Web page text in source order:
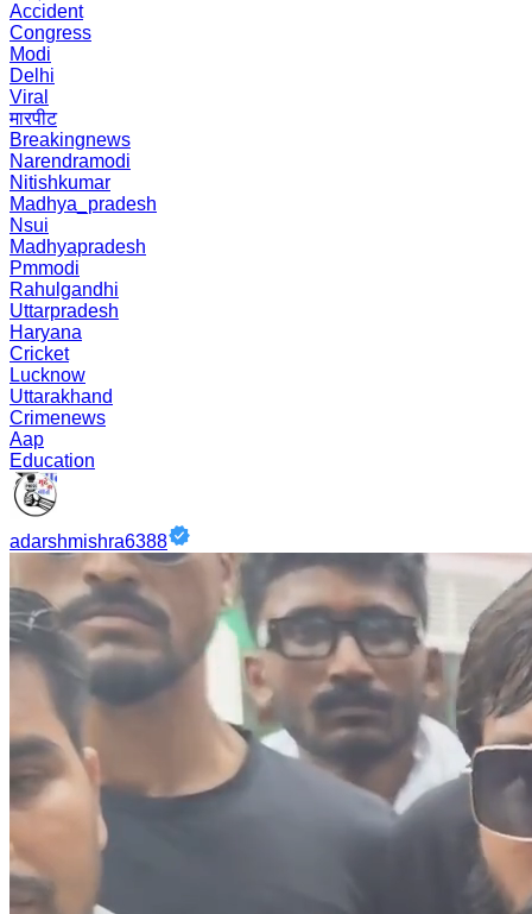
Accident
Congress
Modi
Delhi
Viral
मारपीट
Breakingnews
Narendramodi
Nitishkumar
Madhya_pradesh
Nsui
Madhyapradesh
Pmmodi
Rahulgandhi
Uttarpradesh
Haryana
Cricket
Lucknow
Uttarakhand
Crimenews
Aap
Education
adarshmishra6388